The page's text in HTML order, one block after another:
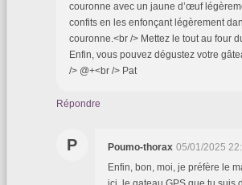
couronne avec un jaune d’œuf
confits en les enfonçant légèrement
couronne.<br /> Mettez le tout au four
Enfin, vous pouvez dégustez votre
/> @+<br /> Pat
Répondre
P Poumo-thorax 05/01/2025
Enfin, bon, moi, je préfère le